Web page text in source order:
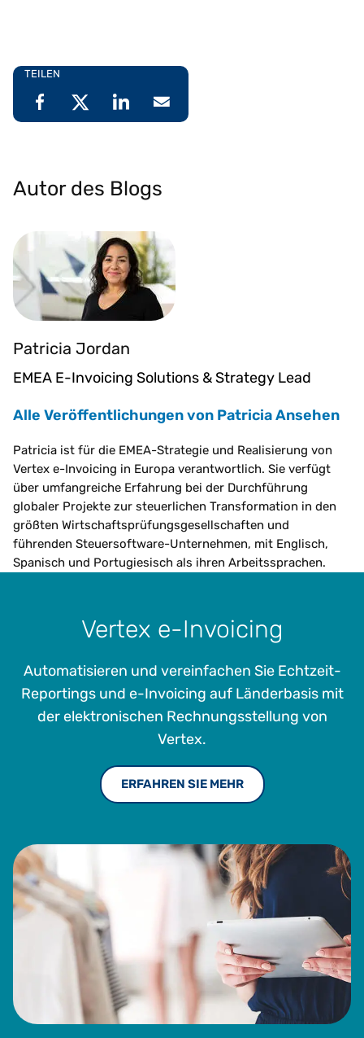
TEILEN
Autor des Blogs
Patricia Jordan
EMEA E-Invoicing Solutions & Strategy Lead
Alle Veröffentlichungen von Patricia Ansehen
Patricia ist für die EMEA-Strategie und Realisierung von
Vertex e-Invoicing in Europa verantwortlich. Sie verfügt
über umfangreiche Erfahrung bei der Durchführung
globaler Projekte zur steuerlichen Transformation in den
größten Wirtschaftsprüfungsgesellschaften und
führenden Steuersoftware-Unternehmen, mit Englisch,
Spanisch und Portugiesisch als ihren Arbeitssprachen.
Vertex e-Invoicing
Automatisieren und vereinfachen Sie Echtzeit-
Reportings und e-Invoicing auf Länderbasis mit
der elektronischen Rechnungsstellung von
Vertex.
ERFAHREN SIE MEHR